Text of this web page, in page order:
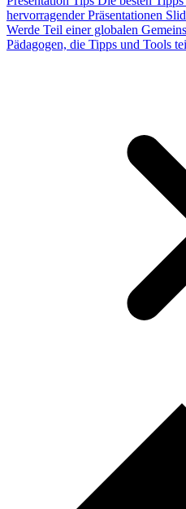
hervorragender Präsentationen
Werde Teil einer globalen
Pädagogen, die Tipps und Tools